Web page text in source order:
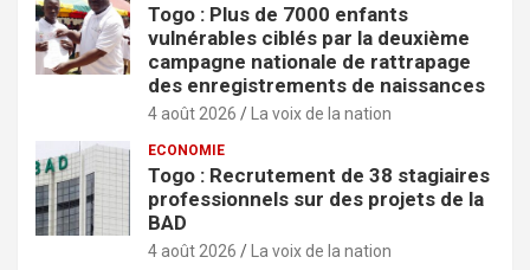
Togo : Plus de 7000 enfants
vulnérables ciblés par la deuxième
campagne nationale de rattrapage
des enregistrements de naissances
4 août 2026 La voix de la nation
ECONOMIE
Togo : Recrutement de 38 stagiaires
professionnels sur des projets de la
BAD
4 août 2026 La voix de la nation